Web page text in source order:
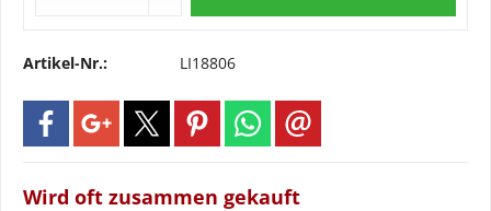
Artikel-Nr.: LI18806
Wird oft zusammen gekauft